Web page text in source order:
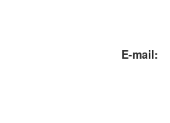
771 E-mail: